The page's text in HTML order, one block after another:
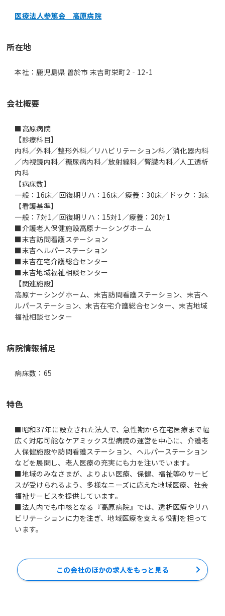
医療法人参篤会 高原病院
所在地
本社：鹿児島県 曽於市 末吉町栄町2‐12-1
会社概要
■高原病院
【診療科目】
内科／外科／整形外科／リハビリテーション科／消化器内科
／内視鏡内科／糖尿病内科／放射線科／腎臓内科／人工透析
内科
【病床数】
一般：16床／回復期リハ：16床／療養：30床／ドック：3床
【看護基準】
一般：7対1／回復期リハ：15対1／療養：20対1
■介護老人保健施設高原ナーシングホーム
■末吉訪問看護ステーション
■末吉ヘルパーステーション
■末吉在宅介護総合センター
■末吉地域福祉相談センター
【関連施設】
高原ナーシングホーム、末吉訪問看護ステーション、末吉ヘ
ルパーステーション、末吉在宅介護総合センター、末吉地域
福祉相談センター
病院情報補足
病床数：65
特色
■昭和37年に設立された法人で、急性期から在宅医療まで幅
広く対応可能なケアミックス型病院の運営を中心に、介護老
人保健施設や訪問看護ステーション、ヘルパーステーション
などを展開し、老人医療の充実にも力を注いでいます。
■地域のみなさまが、よりよい医療、保健、福祉等のサービ
スが受けられるよう、多様なニーズに応えた地域医療、社会
福祉サービスを提供しています。
■法人内でも中核となる『高原病院』では、透析医療やリハ
ビリテーションに力を注ぎ、地域医療を支える役割を担って
います。
この会社のほかの求人をもっと見る